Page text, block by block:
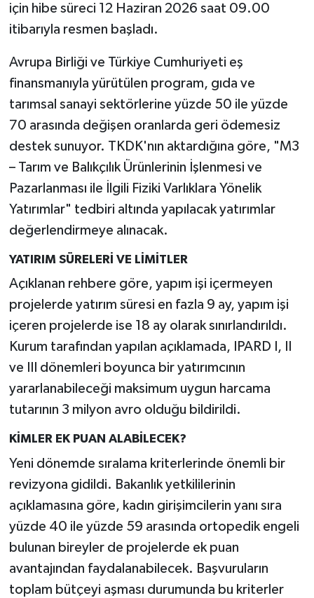
için hibe süreci 12 Haziran 2026 saat 09.00
itibarıyla resmen başladı.
Avrupa Birliği ve Türkiye Cumhuriyeti eş
finansmanıyla yürütülen program, gıda ve
tarımsal sanayi sektörlerine yüzde 50 ile yüzde
70 arasında değişen oranlarda geri ödemesiz
destek sunuyor. TKDK'nın aktardığına göre, "M3
– Tarım ve Balıkçılık Ürünlerinin İşlenmesi ve
Pazarlanması ile İlgili Fiziki Varlıklara Yönelik
Yatırımlar" tedbiri altında yapılacak yatırımlar
değerlendirmeye alınacak.
YATIRIM SÜRELERİ VE LİMİTLER
Açıklanan rehbere göre, yapım işi içermeyen
projelerde yatırım süresi en fazla 9 ay, yapım işi
içeren projelerde ise 18 ay olarak sınırlandırıldı.
Kurum tarafından yapılan açıklamada, IPARD I, II
ve III dönemleri boyunca bir yatırımcının
yararlanabileceği maksimum uygun harcama
tutarının 3 milyon avro olduğu bildirildi.
KİMLER EK PUAN ALABİLECEK?
Yeni dönemde sıralama kriterlerinde önemli bir
revizyona gidildi. Bakanlık yetkililerinin
açıklamasına göre, kadın girişimcilerin yanı sıra
yüzde 40 ile yüzde 59 arasında ortopedik engeli
bulunan bireyler de projelerde ek puan
avantajından faydalanabilecek. Başvuruların
toplam bütçeyi aşması durumunda bu kriterler